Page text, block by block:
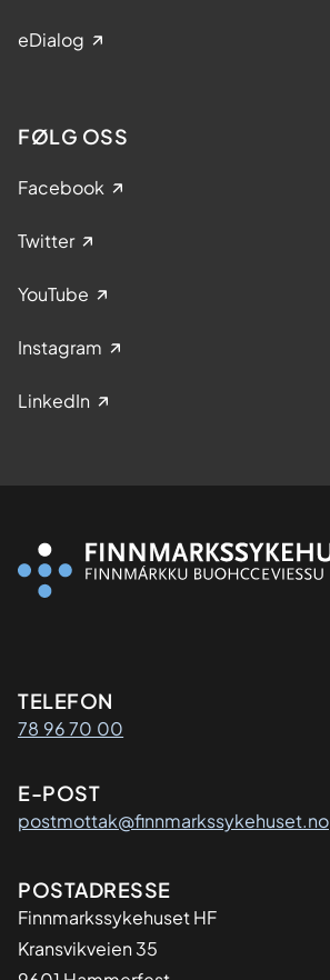
eDialog
FØLG OSS
Facebook
Twitter
YouTube
Instagram
LinkedIn
Kontaktinformasjon
TELEFON
78 96 70 00
E-POST
postmottak@finnmarkssykehuset.no
Adresse
POSTADRESSE
Finnmarkssykehuset HF
Kransvikveien 35